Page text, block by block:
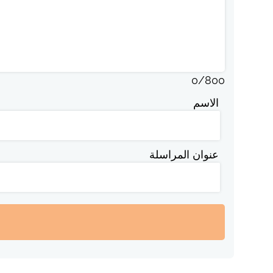
0/800
الاسم
عنوان المراسلة